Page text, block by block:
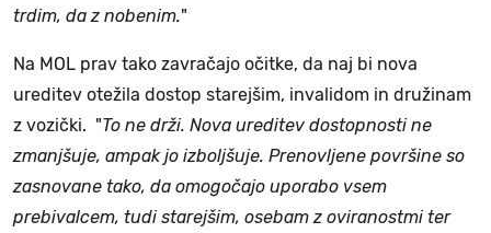
trdim, da z nobenim."
Na MOL prav tako zavračajo očitke, da naj bi nova
ureditev otežila dostop starejšim, invalidom in družinam
z vozički. "To ne drži. Nova ureditev dostopnosti ne
zmanjšuje, ampak jo izboljšuje. Prenovljene površine so
zasnovane tako, da omogočajo uporabo vsem
prebivalcem, tudi starejšim, osebam z oviranostmi ter